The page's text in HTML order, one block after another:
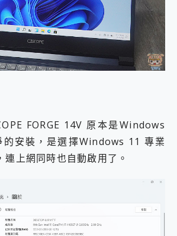
FORGE 14V 原本是Windows
的安裝，是選擇Windows 11 專業
連上網同時也自動啟用了。